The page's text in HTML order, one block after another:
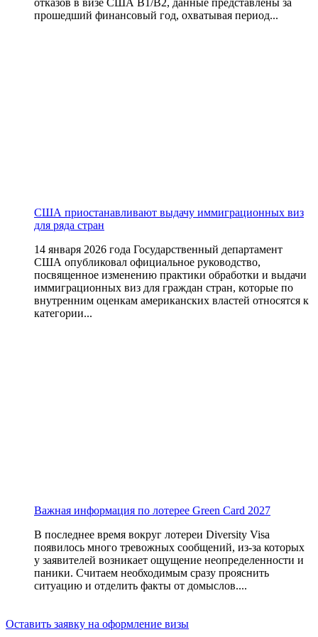
отказов в визе США B1/B2, данные представлены за
прошедший финансовый год, охватывая период...
США приостанавливают выдачу иммиграционных виз
для ряда стран
14 января 2026 года Государственный департамент
США опубликовал официальное руководство,
посвященное изменению практики обработки и выдачи
иммиграционных виз для граждан стран, которые по
внутренним оценкам американских властей относятся к
категории...
Важная информация по лотерее Green Card 2027
В последнее время вокруг лотереи Diversity Visa
появилось много тревожных сообщений, из-за которых
у заявителей возникает ощущение неопределенности и
паники. Считаем необходимым сразу прояснить
ситуацию и отделить факты от домыслов....
Оставить заявку на оформление визы